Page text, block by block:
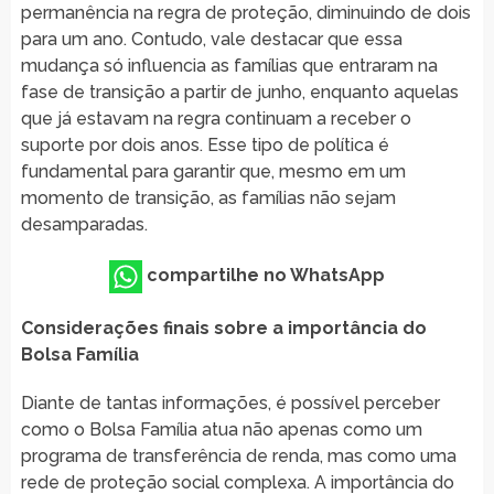
permanência na regra de proteção, diminuindo de dois
para um ano. Contudo, vale destacar que essa
mudança só influencia as famílias que entraram na
fase de transição a partir de junho, enquanto aquelas
que já estavam na regra continuam a receber o
suporte por dois anos. Esse tipo de política é
fundamental para garantir que, mesmo em um
momento de transição, as famílias não sejam
desamparadas.
compartilhe no WhatsApp
Considerações finais sobre a importância do
Bolsa Família
Diante de tantas informações, é possível perceber
como o Bolsa Família atua não apenas como um
programa de transferência de renda, mas como uma
rede de proteção social complexa. A importância do